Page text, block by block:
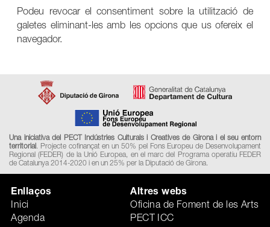
Podeu revocar el consentiment sobre la utilització de
galetes eliminant-les amb les opcions que us ofereix el
navegador.
Una iniciativa del PECT Indústries Culturals i Creatives de Girona i el seu entorn
territorial. Projecte cofinançat en un 50% pel Fons Europeu de Desenvolupament
Regional (FEDER) de la Unió Europea, en el marc del Programa operatiu FEDER
de Catalunya 2014-2020 i en un 25% per la Diputació de Girona.
Enllaços
Inici
Agenda
Altres webs
Oficina de Foment de les Arts
PECT ICC